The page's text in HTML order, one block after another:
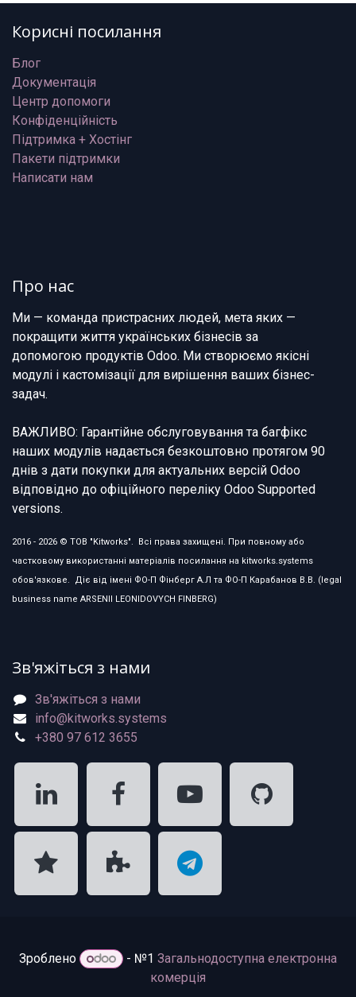
Корисні посилання
Блог
Документація
Центр допомоги
Конфіденційність
Підтримка + Хостінг
Пакети підтримки
Написати нам
Про нас
Ми — команда пристрасних людей, мета яких —
покращити життя українських бізнесів за
допомогою продуктів Odoo. Ми створюємо якісні
модулі і кастомізації для вирішення ваших бізнес-
задач.
ВАЖЛИВО: Гарантійне обслуговування та багфікс
наших модулів надається безкоштовно протягом 90
днів з дати покупки для актуальних версій Odoo
відповідно до офіційного переліку Odoo Supported
versions.
2016 - 2026 © ТОВ "Kitworks". Всі права захищені. При повному або
частковому використанні матеріалів посилання на kitworks.systems
обов'язкове. Діє від імені ФО-П Фінберг А.Л та ФО-П Карабанов В.В. (legal
business name ARSENII LEONIDOVYCH FINBERG)
Зв'яжіться з нами
Зв'яжіться з нами
info@kitworks.systems
+380 97 612 3655
Зроблено - №1 Загальнодоступна електронна
комерція